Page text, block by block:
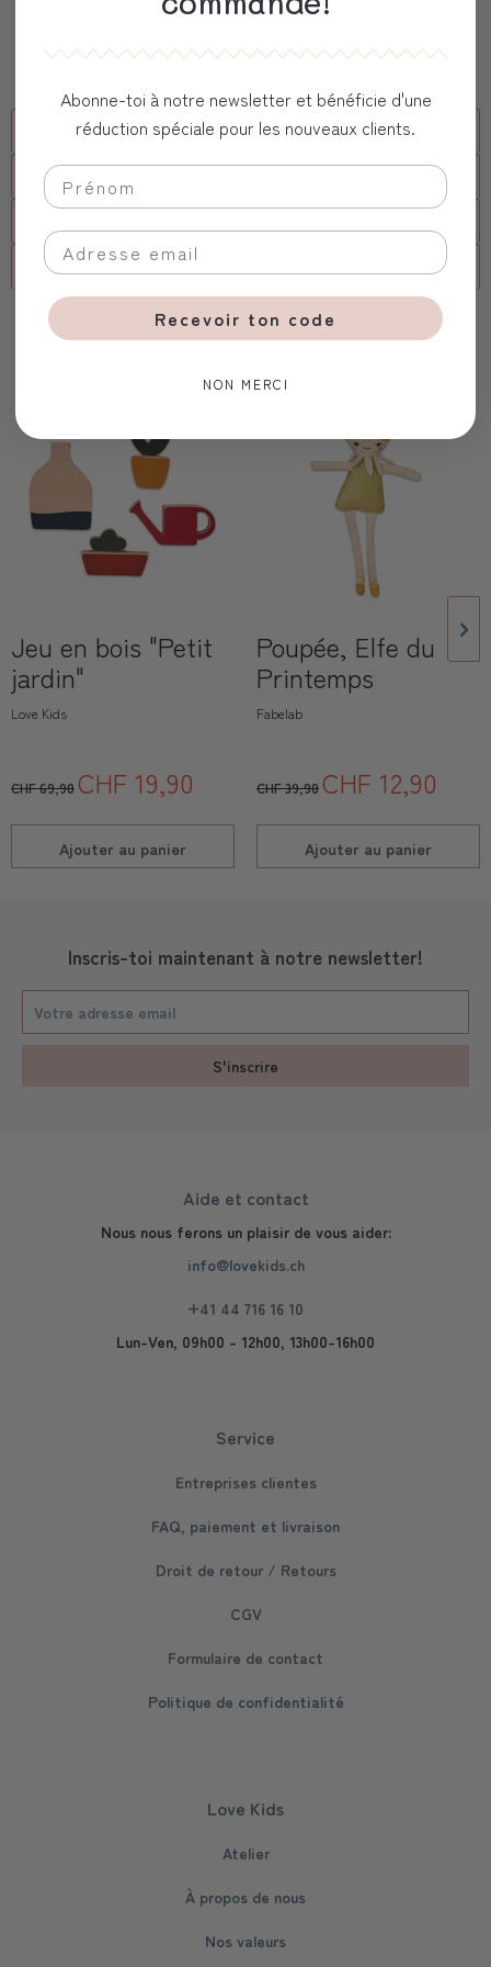
Un emballage précieux
Description
Livraison
client corporel
Vous aimerez aussi
Jeu en bois "Petit
jardin"
Love Kids
CHF 69,90CHF 19,90
Ajouter au panier
Poupée, Elfe du
Printemps
Fabelab
CHF 39,90CHF 12,90
Ajouter au panier
Inscris-toi maintenant à notre newsletter!
S'inscrire
Aide et contact
Nous nous ferons un plaisir de vous aider:
info@lovekids.ch
+41 44 716 16 10
Lun-Ven, 09h00 - 12h00, 13h00-16h00
Service
Entreprises clientes
FAQ, paiement et livraison
Droit de retour / Retours
CGV
Formulaire de contact
Politique de confidentialité
Love Kids
Atelier
À propos de nous
Nos valeurs
Abonne-toi à notre newsletter et bénéficie d'une
réduction spéciale pour les nouveaux clients.
Recevoir ton code
NON MERCI